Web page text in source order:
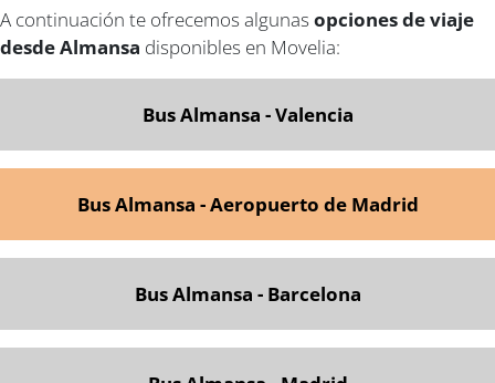
A continuación te ofrecemos algunas opciones de viaje
desde Almansa disponibles en Movelia:
Bus Almansa - Valencia
Bus Almansa - Aeropuerto de Madrid
Bus Almansa - Barcelona